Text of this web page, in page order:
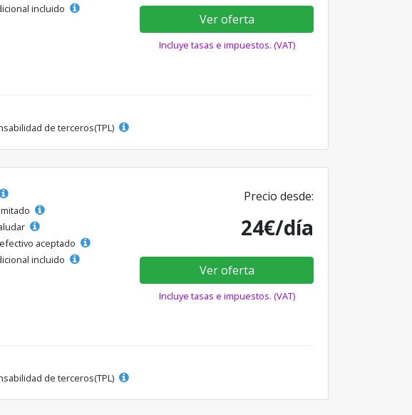
incluido
Ver oferta
Incluye tasas e impuestos. (VAT)
de terceros(TPL)
aceptado
incluido
Precio desde:
24€/día
Ver oferta
Incluye tasas e impuestos. (VAT)
de terceros(TPL)